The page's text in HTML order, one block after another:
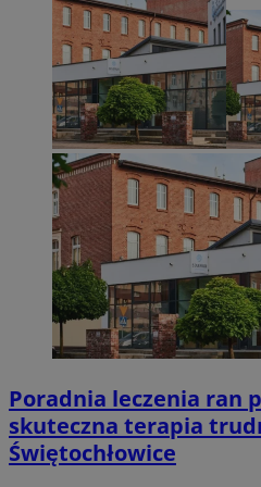
Poradnia leczenia ran
skuteczna terapia
Świętochłowice
suid
INGRESSCOOKIE
CookieScriptConsent